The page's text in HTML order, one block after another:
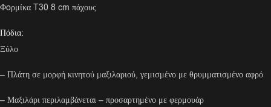
Φoρμίκα T30 8 cm πάχους
Πόδια:
Ξύλο
– Πλάτη σε μορφή κινητού μαξιλαριού, γεμισμένο με θρυμματισμένο αφρό
– Μαξιλάρι περιλαμβάνεται – προσαρτημένο με φερμουάρ